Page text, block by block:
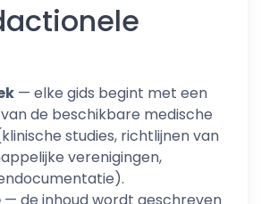
— elke gids begint met een
de beschikbare medische
studies, richtlijnen van
verenigingen,